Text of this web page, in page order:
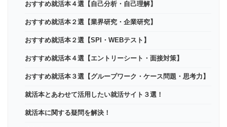
おすすめ就活本４選【自己分析・自己理解】
おすすめ就活本２選【業界研究・企業研究】
おすすめ就活本２選【SPI・WEBテスト】
おすすめ就活本４選【エントリーシート・面接対策】
おすすめ就活本３選【グループワーク・ケース問題・思考力】
就活本とあわせて活用したい就活サイト３選！
就活本に関する疑問を解決！